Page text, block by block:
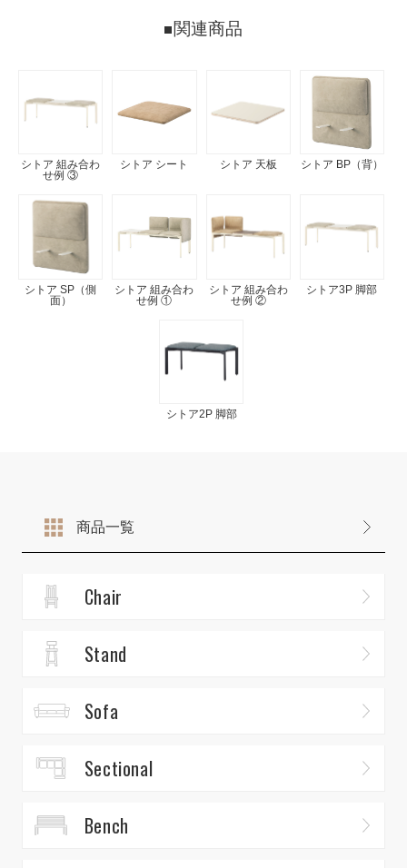
関連商品
シトア 組み合わ
せ例 ③
シトア シート シトア 天板 シトア BP（背）
シトア SP（側
面）
シトア 組み合わ
せ例 ①
シトア 組み合わ
せ例 ②
シトア3P 脚部
シトア2P 脚部
商品一覧
Chair
Stand
Sofa
Sectional
Bench